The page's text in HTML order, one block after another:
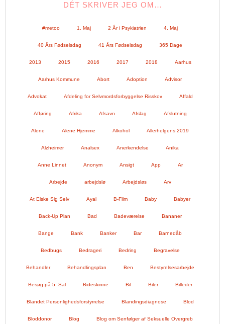
DÉT SKRIVER JEG OM…
#metoo 1. Maj 2 År i Psykiatrien 4. Maj
40 Års Fødselsdag 41 Års Fødselsdag 365 Dage
2013 2015 2016 2017 2018 Aarhus
Aarhus Kommune Abort Adoption Advisor
Advokat Afdeling for Selvmordsforbyggelse Risskov Affald
Afføring Afrika Afsavn Afslag Afslutning
Alene Alene Hjemme Alkohol Allerhelgens 2019
Alzheimer Analsex Anerkendelse Anika
Anne Linnet Anonym Ansigt App Ar
Arbejde arbejdslø Arbejdsløs Arv
At Elske Sig Selv Ayal B-Film Baby Babyer
Back-Up Plan Bad Badeværelse Bananer
Bange Bank Banker Bar Barnedåb
Bedbugs Bedrageri Bedring Begravelse
Behandler Behandlingsplan Ben Bestyrelsesarbejde
Besøg på 5. Sal Bideskinne Bil Biler Billeder
Blandet Personlighedsforstyrrelse Blandingsdiagnose Blod
Bloddonor Blog Blog om Senfølger af Seksuelle Overgreb